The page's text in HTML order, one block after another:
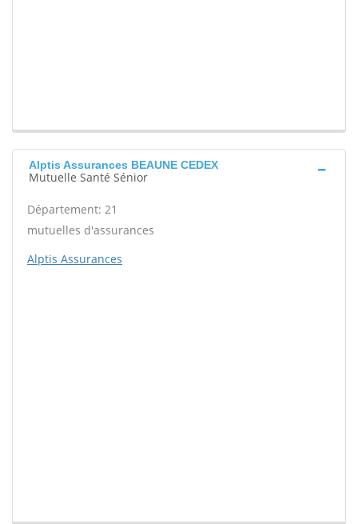
Alptis Assurances BEAUNE CEDEX
Mutuelle Santé Sénior
Département: 21
mutuelles d'assurances
Alptis Assurances